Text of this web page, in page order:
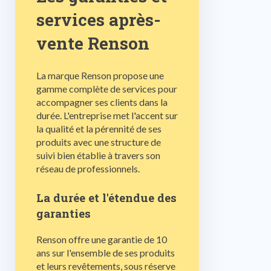
services après-
vente Renson
La marque Renson propose une
gamme complète de services pour
accompagner ses clients dans la
durée. L'entreprise met l'accent sur
la qualité et la pérennité de ses
produits avec une structure de
suivi bien établie à travers son
réseau de professionnels.
La durée et l'étendue des
garanties
Renson offre une garantie de 10
ans sur l'ensemble de ses produits
et leurs revêtements, sous réserve